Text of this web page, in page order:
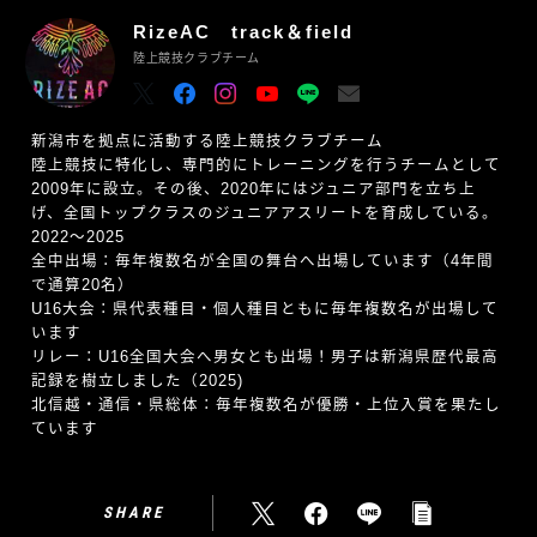
RizeAC track＆field
陸上競技クラブチーム
新潟市を拠点に活動する陸上競技クラブチーム
陸上競技に特化し、専門的にトレーニングを行うチームとして
2009年に設立。その後、2020年にはジュニア部門を立ち上
げ、全国トップクラスのジュニアアスリートを育成している。
2022〜2025
全中出場：毎年複数名が全国の舞台へ出場しています（4年間
で通算20名）
U16大会：県代表種目・個人種目ともに毎年複数名が出場して
います
リレー：U16全国大会へ男女とも出場！男子は新潟県歴代最高
記録を樹立しました（2025)
北信越・通信・県総体：毎年複数名が優勝・上位入賞を果たし
ています
SHARE